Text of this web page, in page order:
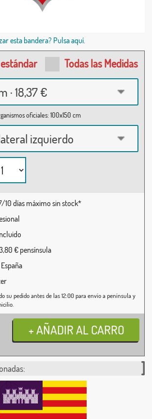
esta bandera? Pulsa aquí.
Todas las Medidas
· 18,37 €
oficiales: 100x150 cm
izquierdo
10 días máximo sin stock*
€ pensínsula
su pedido antes de las 12:00 para envío a península y